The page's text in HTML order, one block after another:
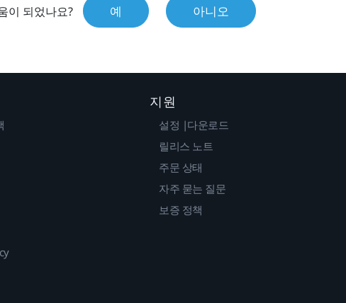
이 되었나요? 예 아니오
지원
설정 |다운로드
릴리스 노트
주문 상태
자주 묻는 질문
보증 정책